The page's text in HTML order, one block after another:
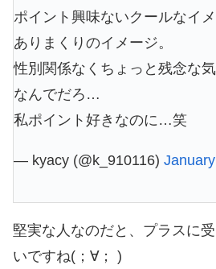
ポイント興味ないクールなイ
ありまくりのイメージ。
性別関係なくちょっと残念な
なんでだろ…
私ポイント好きなのに…笑
— kyacy (@k_910116)
堅実な人なのだと、プラスに
いですね(；∀； )